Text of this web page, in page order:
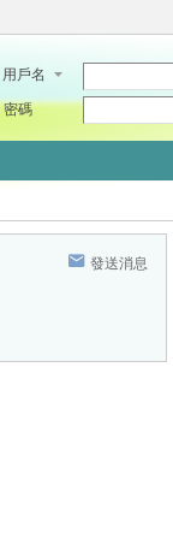
用戶名
密碼
發送消息